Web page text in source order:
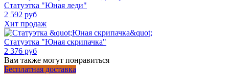
Статуэтка "Юная леди"
2 592 руб
Хит продаж
Статуэтка "Юная скрипачка"
2 376 руб
Вам также могут понравиться
Бесплатная доставка